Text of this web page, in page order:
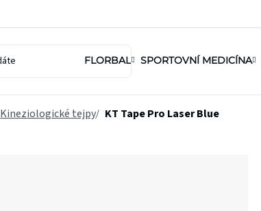
FLORBAL SPORTOVNÍ MEDICÍNA
Kineziologické tejpy KT Tape Pro Laser Blue